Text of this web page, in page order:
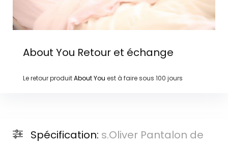
About You Retour et échange
Le retour produitAbout You est à faire sous 100 jours
Spécification: s.Oliver Pantalon de